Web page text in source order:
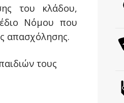
του κλάδου,
Νόμου που
απασχόλησης.
τους